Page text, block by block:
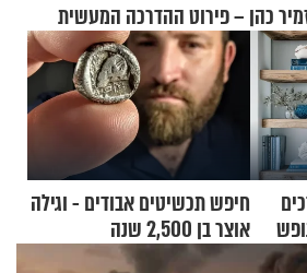
כהן – פירוט ההדרכה המעשית
5 דרכים
חיפש תכשיטים אבודים - וגילה
אוצר בן 2,500 שנה